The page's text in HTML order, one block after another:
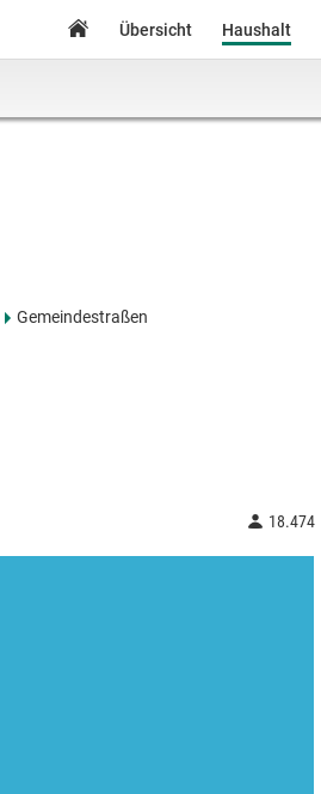
Übersicht Haushalt
Gemeindestraßen
18.474